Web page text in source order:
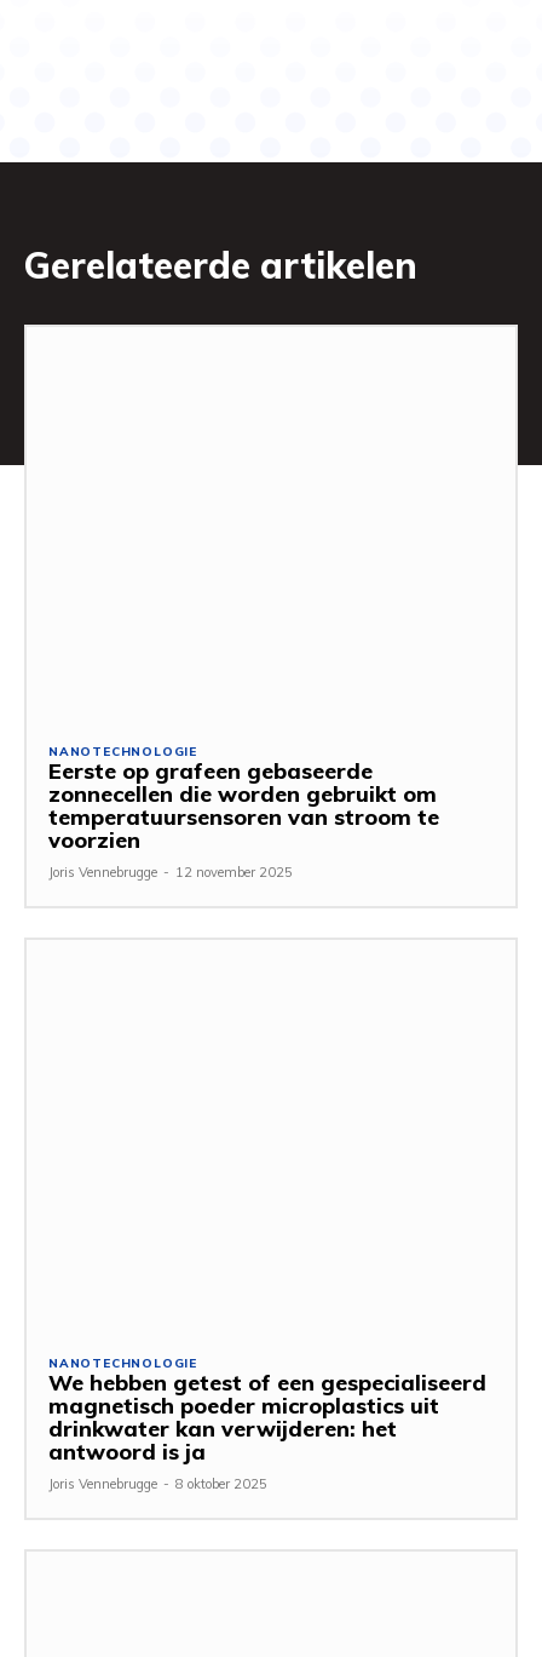
Gerelateerde artikelen
NANOTECHNOLOGIE
Eerste op grafeen gebaseerde
zonnecellen die worden gebruikt om
temperatuursensoren van stroom te
voorzien
Joris Vennebrugge - 12 november 2025
NANOTECHNOLOGIE
We hebben getest of een gespecialiseerd
magnetisch poeder microplastics uit
drinkwater kan verwijderen: het
antwoord is ja
Joris Vennebrugge - 8 oktober 2025